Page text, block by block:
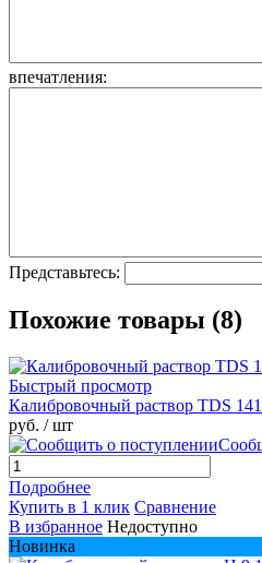
впечатления:
Представьтесь:
Похожие товары (8)
Быстрый просмотр
Калибровочный раствор TDS
руб. / шт
Подробнее
Купить в 1 клик Сравнение
В избранное Недоступно
Новинка